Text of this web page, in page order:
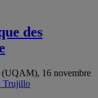
des
(UQAM), 16 novembre
Trujillo